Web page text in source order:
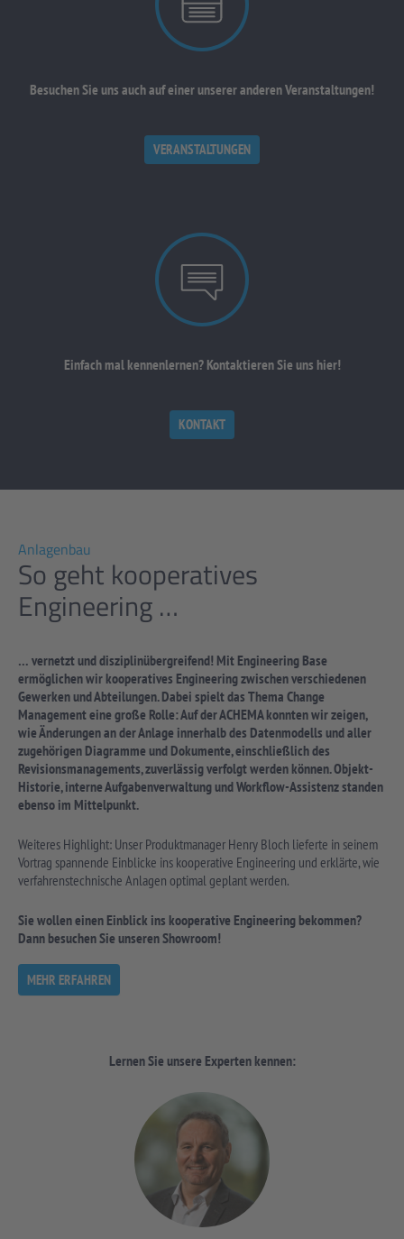
Besuchen Sie uns auch auf einer unserer anderen Veranstaltungen!
VERANSTALTUNGEN
Einfach mal kennenlernen? Kontaktieren Sie uns hier!
KONTAKT
Anlagenbau
So geht kooperatives
Engineering …
… vernetzt und disziplinübergreifend! Mit Engineering Base
ermöglichen wir kooperatives Engineering zwischen verschiedenen
Gewerken und Abteilungen. Dabei spielt das Thema Change
Management eine große Rolle: Auf der ACHEMA konnten wir zeigen,
wie Änderungen an der Anlage innerhalb des Datenmodells und aller
zugehörigen Diagramme und Dokumente, einschließlich des
Revisionsmanagements, zuverlässig verfolgt werden können. Objekt-
Historie, interne Aufgabenverwaltung und Workflow-Assistenz standen
ebenso im Mittelpunkt.
Weiteres Highlight: Unser Produktmanager Henry Bloch lieferte in seinem
Vortrag spannende Einblicke ins kooperative Engineering und erklärte, wie
verfahrenstechnische Anlagen optimal geplant werden.
Sie wollen einen Einblick ins kooperative Engineering bekommen?
Dann besuchen Sie unseren Showroom!
MEHR ERFAHREN
Lernen Sie unsere Experten kennen: